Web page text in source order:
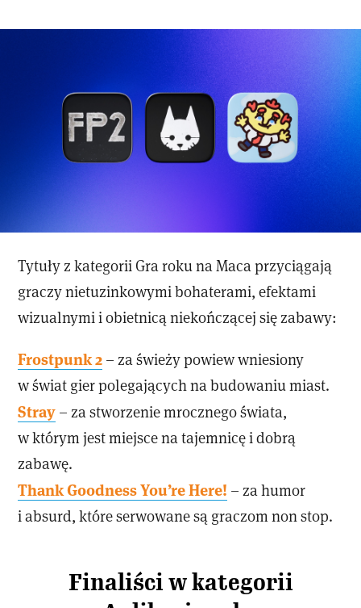
Tytuły z kategorii Gra roku na Maca przyciągają
graczy nietuzinkowymi bohaterami, efektami
wizualnymi i obietnicą niekończącej się zabawy:
Frostpunk 2 – za świeży powiew wniesiony
w świat gier polegających na budowaniu miast.
Stray – za stworzenie mrocznego świata,
w którym jest miejsce na tajemnicę i dobrą
zabawę.
Thank Goodness You’re Here! – za humor
i absurd, które serwowane są graczom non stop.
Finaliści w kategorii